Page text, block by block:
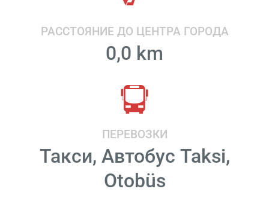
РАССТОЯНИЕ ДО ЦЕНТРА ГОРОДА
0,0 km
ПЕРЕВОЗКИ
Такси, Автобус Taksi,
Otobüs